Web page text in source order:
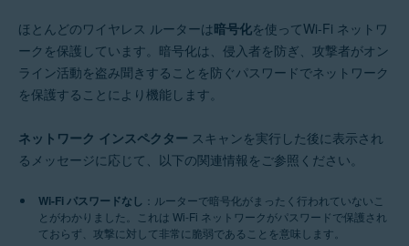
ト
Microsoft Windows 8 / Pro / Enterprise - 32 / 64 ビット
Microsoft Windows 7 Home Basic / Home Premium / Professional /
Enterprise / Ultimate - Service Pack 1 with Convenient Rollup Update、
Apple macOS 12.x（Monterey）
Apple macOS 11.x（Big Sur）
Apple macOS 10.13.x（High Sierra）
Apple macOS 10.12.x（Sierra）
Apple Mac OS X 10.11.x（El Capitan）
ほとんどのワイヤレス ルーターは暗号化を使ってWi-Fi ネットワ
ークを保護しています。暗号化は、侵入者を防ぎ、攻撃者がオン
ライン活動を盗み聞きすることを防ぐパスワードでネットワーク
を保護することにより機能します。
ネットワーク インスペクター スキャンを実行した後に表示され
るメッセージに応じて、以下の関連情報をご参照ください。
Wi-Fi パスワードなし ：ルーターで暗号化がまったく行われていないこ
とがわかりました。これは Wi-Fi ネットワークがパスワードで保護され
ておらず、攻撃に対して非常に脆弱であることを意味します。